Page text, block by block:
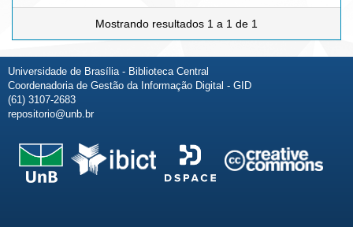
Mostrando resultados 1 a 1 de 1
Universidade de Brasília - Biblioteca Central
Coordenadoria de Gestão da Informação Digital - GID
(61) 3107-2683
repositorio@unb.br